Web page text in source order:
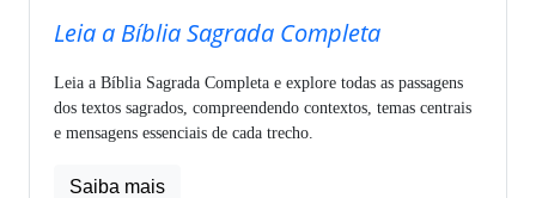
Leia a Bíblia Sagrada Completa
Leia a Bíblia Sagrada Completa e explore todas as passagens
dos textos sagrados, compreendendo contextos, temas centrais
e mensagens essenciais de cada trecho.
Saiba mais